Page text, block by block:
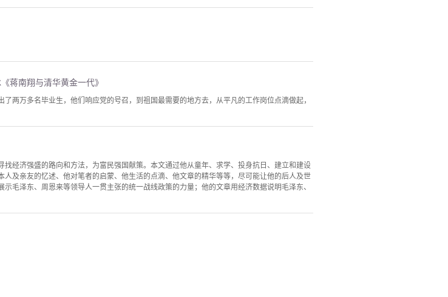
蒋南翔与清华黄金一代》
两万多名毕业生，他们响应党的号召，到祖国最需要的地方去，从平凡的工作岗位点滴做起，
经济强盛的路向和方法，为富民强国献策。本文通过他从童年、求学、投身抗日、建立和建设
及亲友的忆述、他对笔者的启蒙、他生活的点滴、他文章的精华等等，尽可能让他的后人及世
毛泽东、周恩来等领导人一贯主张的统一战线政策的力量；他的文章用经济数据说明毛泽东、